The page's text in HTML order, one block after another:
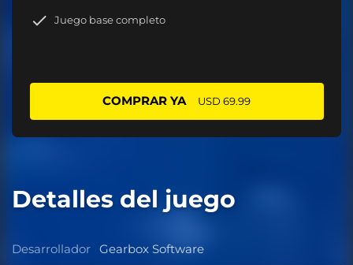
Juego base completo
COMPRAR YA USD 69.99
Detalles del juego
Desarrollador Desarrollador
Gearbox Software